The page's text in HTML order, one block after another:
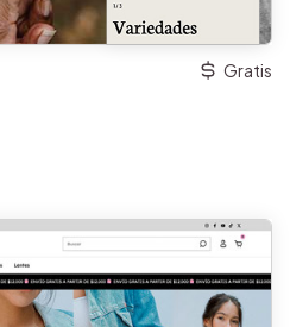
Gratis